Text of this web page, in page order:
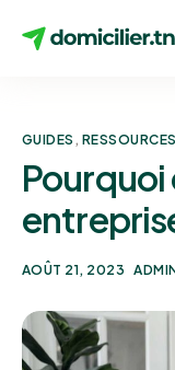
Création
Adresses
Contact
GUIDES , RESSOURCES
AOÛT 21, 2023